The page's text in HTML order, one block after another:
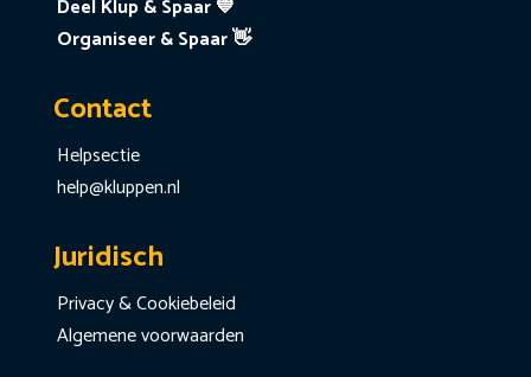
Deel Klup & Spaar 💙
Organiseer & Spaar 👋
Contact
Helpsectie
help@kluppen.nl
Juridisch
Privacy & Cookiebeleid
Algemene voorwaarden